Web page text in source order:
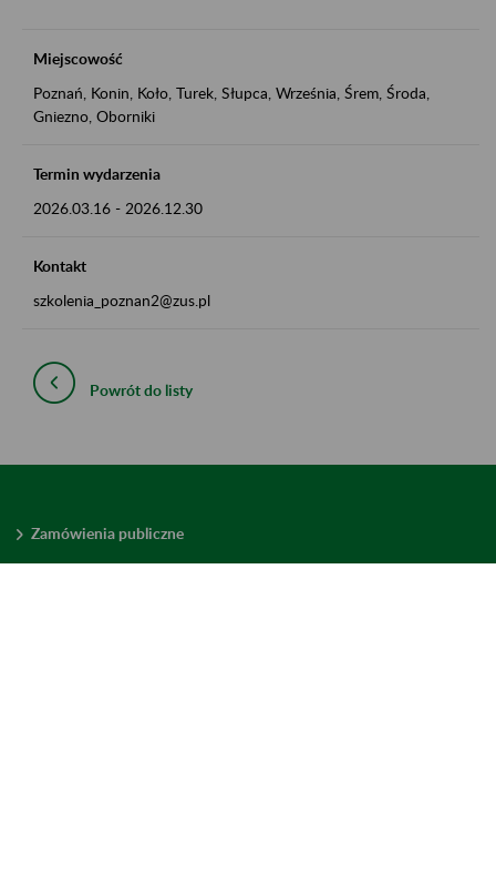
Miejscowość
Poznań, Konin, Koło, Turek, Słupca, Września, Śrem, Środa,
Gniezno, Oborniki
Termin wydarzenia
2026.03.16 - 2026.12.30
Kontakt
szkolenia_poznan2@zus.pl
Powrót do listy
Zamówienia publiczne